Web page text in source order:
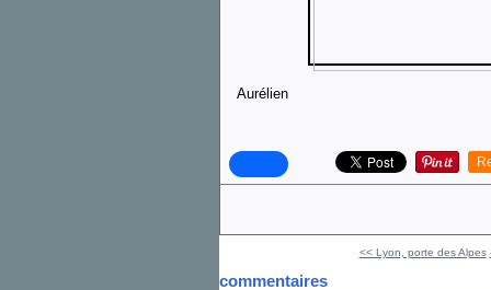
Aurélien
<< Lyon, porte des Alpes
commentaires